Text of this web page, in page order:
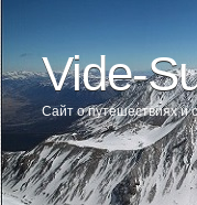
Vide-
Сайт о путешествиях и